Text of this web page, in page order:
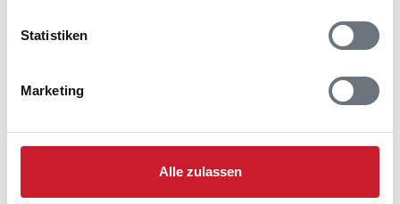
Statistiken
Marketing
Alle zulassen
Anzahl Reisende auswählen
Sie bekommen Verfügbarkeit und Preis angezeigt
Reisezeitraumes auch Änderungen bei der